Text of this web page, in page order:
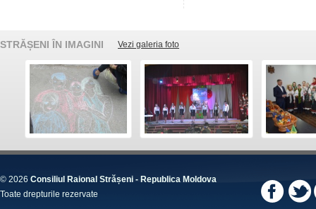
STRĂȘENI ÎN IMAGINI Vezi galeria foto
© 2026 Consiliul Raional Strășeni - Republica Moldova
Toate drepturile rezervate